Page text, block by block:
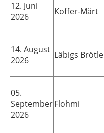
12. Juni
2026
Koffer-Märt
14. August
2026
Läbigs Brötle
05.
September
2026
Flohmi